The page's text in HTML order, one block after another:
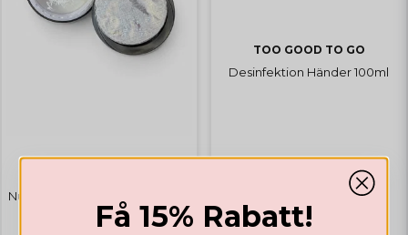
Nude Blush 50g - Läckt i locket
TOO GOOD TO GO
Desinfektion Händer 100ml
Få 15% Rabatt!